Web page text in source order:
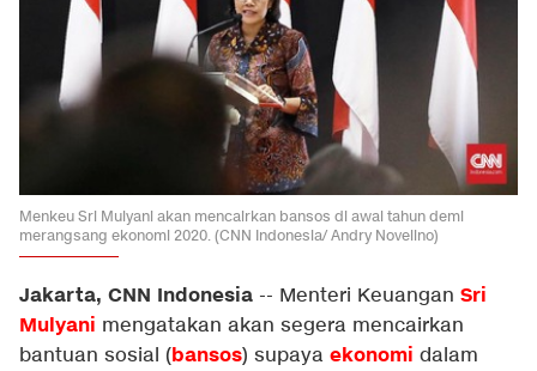
Menkeu Sri Mulyani akan mencairkan bansos di awal tahun demi
merangsang ekonomi 2020. (CNN Indonesia/ Andry Novelino)
Jakarta, CNN Indonesia -- Menteri Keuangan Sri
Mulyani mengatakan akan segera mencairkan
bantuan sosial (bansos) supaya ekonomi dalam